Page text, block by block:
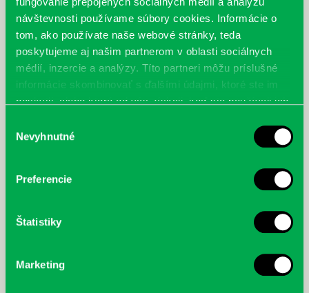
návštevnosti používame súbory cookies. Informácie o
tom, ako používate naše webové stránky, teda
poskytujeme aj našim partnerom v oblasti sociálnych
médií, inzercie a analýzy. Títo partneri môžu príslušné
informácie skombinovať s ďalšími údajmi, ktoré ste im
poskytli, alebo ktoré od vás získali, keď ste používali ich
súhlasu
Nevyhnutné
Preferencie
Štatistiky
Marketing